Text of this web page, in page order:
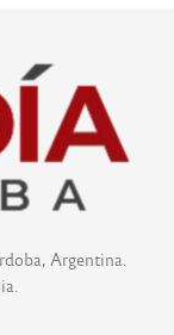
Argentina.